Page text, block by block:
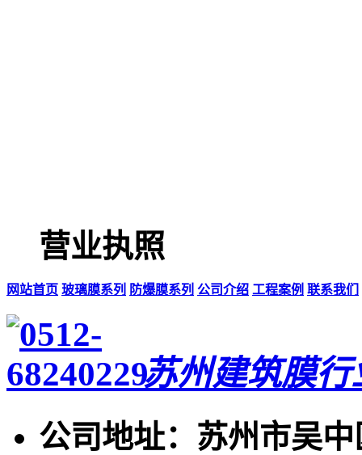
营业执照
网站首页 玻璃膜系列 防爆膜系列 公司介绍 工程案例 联系我们
苏州建筑膜行
公司地址：苏州市吴